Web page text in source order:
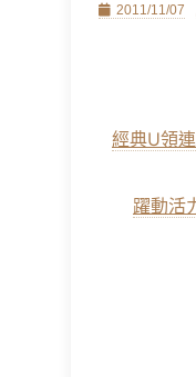
Posted2011/11/07
經典U領
躍動活